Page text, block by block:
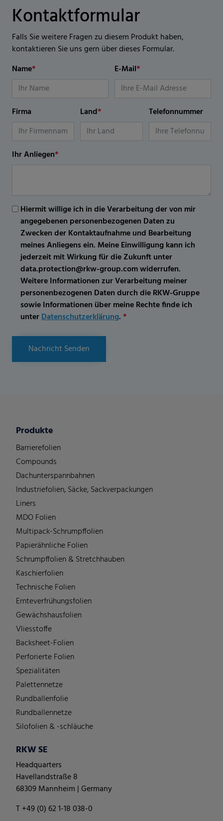
Kontaktformular
Falls Sie weitere Fragen zu diesem Produkt haben,
kontaktieren Sie uns gern über dieses Formular.
Name* E-Mail*
Firma Land* Telefonnummer
Ihr Anliegen*
Hiermit willige ich in die Verarbeitung der von mir
angegebenen personenbezogenen Daten zu
Zwecken der Kontaktaufnahme und Bearbeitung
meines Anliegens ein. Meine Einwilligung kann ich
jederzeit mit Wirkung für die Zukunft unter
data.protection@rkw-group.com widerrufen.
Weitere Informationen zur Verarbeitung meiner
personenbezogenen Daten durch die RKW-Gruppe
sowie Informationen über meine Rechte finde ich
unterDatenschutzerklärung.*
Nachricht Senden
Produkte
Barrierefolien
Compounds
Dachunterspannbahnen
Industriefolien, Säcke, Sackverpackungen
Liners
MDO Folien
Multipack-Schrumpffolien
Papierähnliche Folien
Schrumpffolien & Stretchhauben
Kaschierfolien
Technische Folien
Ernteverfrühungsfolien
Gewächshausfolien
Vliesstoffe
Backsheet-Folien
Perforierte Folien
Spezialitäten
Palettennetze
Rundballenfolie
Rundballennetze
Silofolien & -schläuche
RKW SE
Headquarters
Havellandstraße 8
68309 Mannheim | Germany
T +49 (0) 62 1-18 038-0